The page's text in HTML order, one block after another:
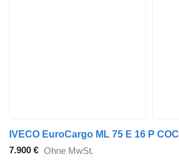
IVECO EuroCargo ML 75 E 16 P COC
7.900 € Ohne MwSt.